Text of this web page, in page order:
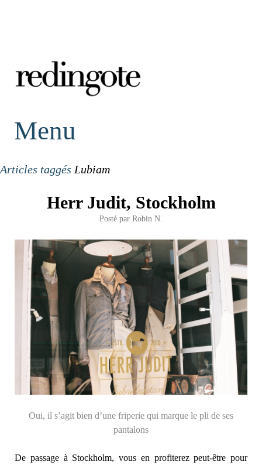
redingote.
Menu
Articles taggés Lubiam
Herr Judit, Stockholm
Posté par Robin N.
Oui, il s’agit bien d’une friperie qui marque le pli de ses
pantalons
De passage à Stockholm, vous en profiterez peut-être pour